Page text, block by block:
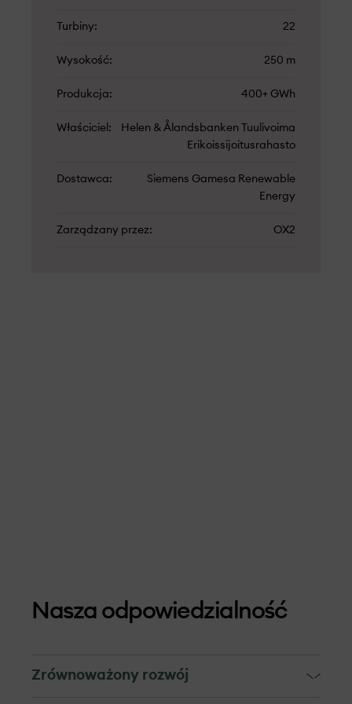
Turbiny 22
Wysokość 250 m
Produkcja 400+ GWh
Właściciel
Helen & Ålandsbanken Tuulivoima
Erikoissijoitusrahasto
Dostawca
Siemens Gamesa Renewable
Energy
Zarządzany przez OX2
Nasza odpowiedzialność
Zrównoważony rozwój